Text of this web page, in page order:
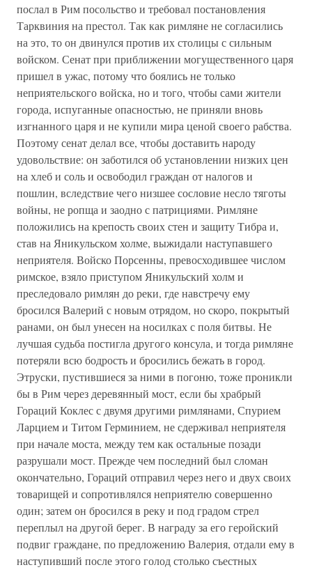
послал в Рим посольство и требовал постановления
Тарквиния на престол. Так как римляне не согласились
на это, то он двинулся против их столицы с сильным
войском. Сенат при приближении могущественного царя
пришел в ужас, потому что боялись не только
неприятельского войска, но и того, чтобы сами жители
города, испуганные опасностью, не приняли вновь
изгнанного царя и не купили мира ценой своего рабства.
Поэтому сенат делал все, чтобы доставить народу
удовольствие: он заботился об установлении низких цен
на хлеб и соль и освободил граждан от налогов и
пошлин, вследствие чего низшее сословие несло тяготы
войны, не ропща и заодно с патрициями. Римляне
положились на крепость своих стен и защиту Тибра и,
став на Яникульском холме, выжидали наступавшего
неприятеля. Войско Порсенны, превосходившее числом
римское, взяло приступом Яникульский холм и
преследовало римлян до реки, где навстречу ему
бросился Валерий с новым отрядом, но скоро, покрытый
ранами, он был унесен на носилках с поля битвы. Не
лучшая судьба постигла другого консула, и тогда римляне
потеряли всю бодрость и бросились бежать в город.
Этруски, пустившиеся за ними в погоню, тоже проникли
бы в Рим через деревянный мост, если бы храбрый
Гораций Коклес с двумя другими римлянами, Спурием
Ларцием и Титом Герминием, не сдерживал неприятеля
при начале моста, между тем как остальные позади
разрушали мост. Прежде чем последний был сломан
окончательно, Гораций отправил через него и двух своих
товарищей и сопротивлялся неприятелю совершенно
один; затем он бросился в реку и под градом стрел
переплыл на другой берег. В награду за его геройский
подвиг граждане, по предложению Валерия, отдали ему в
наступивший после этого голод столько съестных